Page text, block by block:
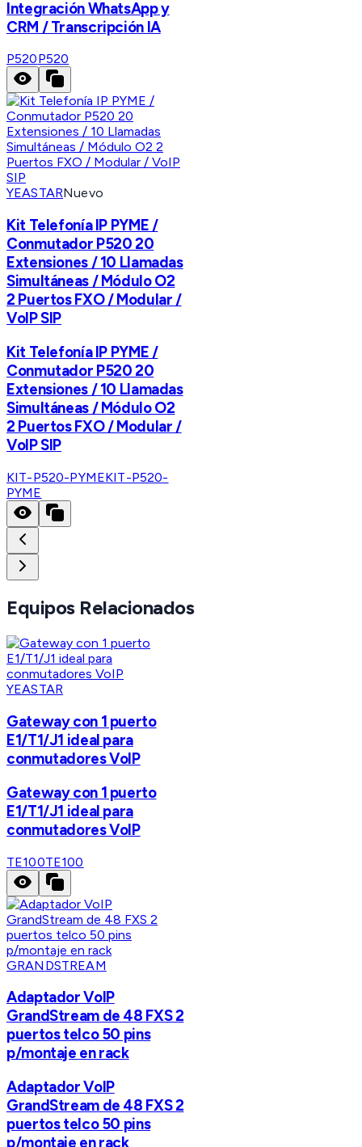
Integración WhatsApp y
CRM / Transcripción IA
P520P520
YEASTARNuevo
Kit Telefonía IP PYME /
Conmutador P520 20
Extensiones / 10 Llamadas
Simultáneas / Módulo O2
2 Puertos FXO / Modular /
VoIP SIP
Kit Telefonía IP PYME /
Conmutador P520 20
Extensiones / 10 Llamadas
Simultáneas / Módulo O2
2 Puertos FXO / Modular /
VoIP SIP
KIT-P520-PYMEKIT-P520-
PYME
Equipos Relacionados
YEASTAR
Gateway con 1 puerto
E1/T1/J1 ideal para
conmutadores VoIP
Gateway con 1 puerto
E1/T1/J1 ideal para
conmutadores VoIP
TE100TE100
GRANDSTREAM
Adaptador VoIP
GrandStream de 48 FXS 2
puertos telco 50 pins
p/montaje en rack
Adaptador VoIP
GrandStream de 48 FXS 2
puertos telco 50 pins
p/montaje en rack